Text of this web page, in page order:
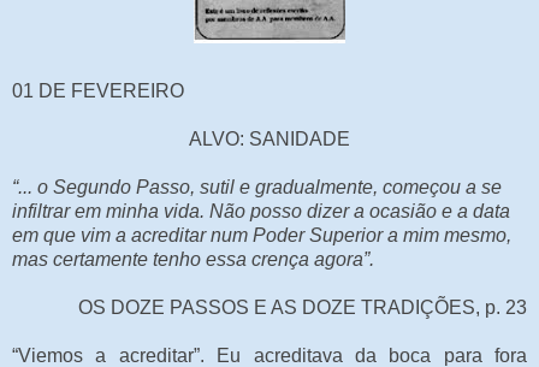
01 DE FEVEREIRO
ALVO: SANIDADE
“... o Segundo Passo, sutil e gradualmente, começou a se
infiltrar em minha vida. Não posso dizer a ocasião e a data
em que vim a acreditar num Poder Superior a mim mesmo,
mas certamente tenho essa crença agora”.
OS DOZE PASSOS E AS DOZE TRADIÇÕES, p. 23
“Viemos a acreditar”. Eu acreditava da boca para fora